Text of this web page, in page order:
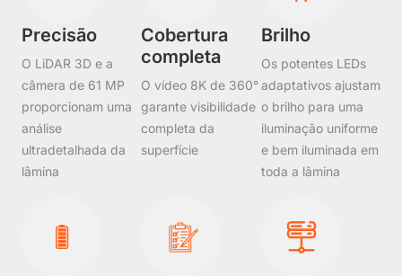
Precisão
O LiDAR 3D e a
câmera de 61 MP
proporcionam uma
análise
ultradetalhada da
lâmina
Cobertura
completa
O vídeo 8K de 360°
garante visibilidade
completa da
superfície
Brilho
Os potentes LEDs
adaptativos ajustam
o brilho para uma
iluminação uniforme
e bem iluminada em
toda a lâmina